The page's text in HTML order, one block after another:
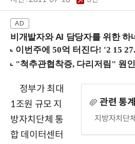
비개발자와 AI 담당자를 위한 하네스 엔지니어링
관련 통
지방자치단
정부가 최대
1조원 규모 지
방자치단체 통
합 데이터센터